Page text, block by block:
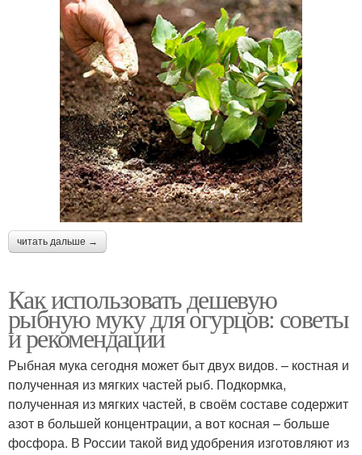
читать дальше →
Как использовать дешевую
рыбную муку для огурцов: советы
и рекомендации
Рыбная мука сегодня может быт двух видов. – костная и
полученная из мягких частей рыб. Подкормка,
полученная из мягких частей, в своём составе содержит
азот в большей концентрации, а вот косная – больше
фосфора. В России такой вид удобрения изготовляют из